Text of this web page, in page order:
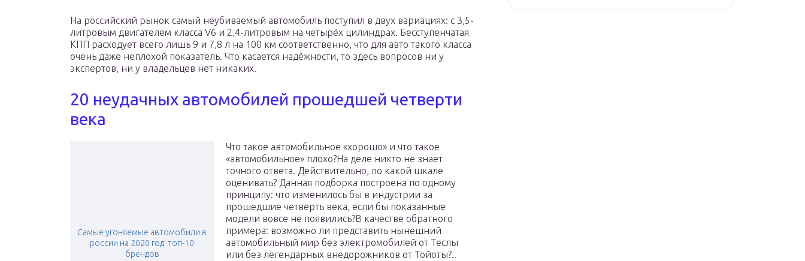
На российский рынок самый неубиваемый автомобиль поступил в двух вариациях: с 3,5-
литровым двигателем класса V6 и 2,4-литровым на четырёх цилиндрах. Бесступенчатая
КПП расходует всего лишь 9 и 7,8 л на 100 км соответственно, что для авто такого класса
очень даже неплохой показатель. Что касается надёжности, то здесь вопросов ни у
экспертов, ни у владельцев нет никаких.
20 неудачных автомобилей прошедшей четверти
века
Самые угоняемые автомобили в
россии на 2020 год: топ-10
брендов
Что такое автомобильное «хорошо» и что такое
«автомобильное» плохо?На деле никто не знает
точного ответа. Действительно, по какой шкале
оценивать? Данная подборка построена по одному
принципу: что изменилось бы в индустрии за
прошедшие четверть века, если бы показанные
модели вовсе не появились?В качестве обратного
примера: возможно ли представить нынешний
автомобильный мир без электромобилей от Теслы
или без легендарных внедорожников от Тойоты?..